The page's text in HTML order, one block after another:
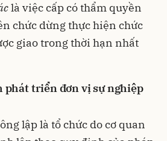
là việc cấp có thẩm quyền
chức dừng thực hiện chức
giao trong thời hạn nhất
phát triển đơn vị sự nghiệp
lập là tổ chức do cơ quan